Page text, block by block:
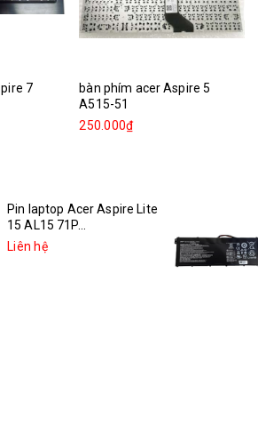
7
bàn phím acer Aspire 5
A515-51
250.000₫
Pin laptop Acer Aspire Lite
15 AL15 71P...
Liên hệ